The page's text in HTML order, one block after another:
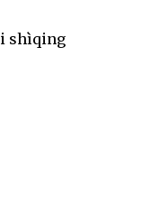
shìqing